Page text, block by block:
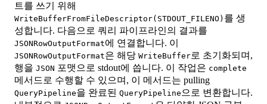
트를 쓰기 위해
WriteBufferFromFileDescriptor(STDOUT_FILENO) 를 생
성합니다. 다음으로 쿼리 파이프라인의 결과를
JSONRowOutputFormat에 연결합니다. 이
JSONRowOutputFormat은 해당 WriteBuffer로 초기화되며,
행을 JSON 포맷으로 stdout에 씁니다. 이 작업은 complete
메서드로 수행할 수 있으며, 이 메서드는 pulling
QueryPipeline을 완료된 QueryPipeline 으로 변환합니다.